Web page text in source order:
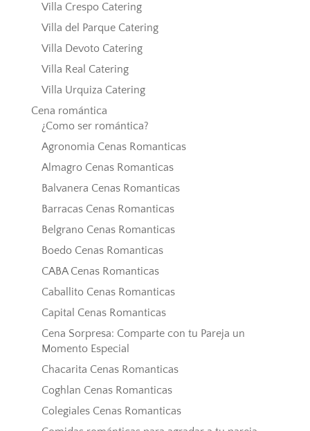
Villa Crespo Catering
Villa del Parque Catering
Villa Devoto Catering
Villa Real Catering
Villa Urquiza Catering
Cena romántica
¿Como ser romántica?
Agronomia Cenas Romanticas
Almagro Cenas Romanticas
Balvanera Cenas Romanticas
Barracas Cenas Romanticas
Belgrano Cenas Romanticas
Boedo Cenas Romanticas
CABA Cenas Romanticas
Caballito Cenas Romanticas
Capital Cenas Romanticas
Cena Sorpresa: Comparte con tu Pareja un
Momento Especial
Chacarita Cenas Romanticas
Coghlan Cenas Romanticas
Colegiales Cenas Romanticas